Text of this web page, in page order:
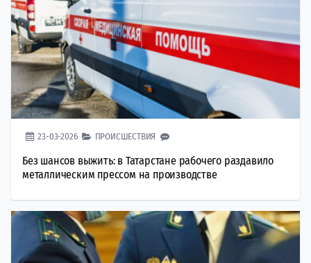
23-03-2026 ПРОИСШЕСТВИЯ
Без шансов выжить: в Татарстане рабочего раздавило
металлическим прессом на производстве